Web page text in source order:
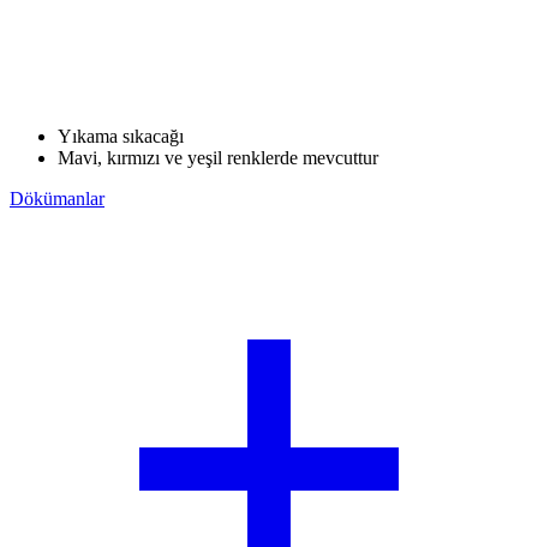
Yıkama sıkacağı
Mavi, kırmızı ve yeşil renklerde mevcuttur
Dökümanlar